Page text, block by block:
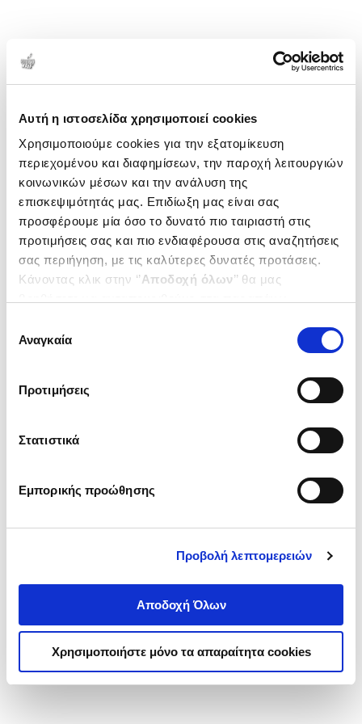
Αυτή η ιστοσελίδα χρησιμοποιεί cookies
Χρησιμοποιούμε cookies για την εξατομίκευση
περιεχομένου και διαφημίσεων, την παροχή λειτουργιών
κοινωνικών μέσων και την ανάλυση της
επισκεψιμότητάς μας. Επιδίωξη μας είναι σας
προσφέρουμε μία όσο το δυνατό πιο ταιριαστή στις
προτιμήσεις σας και πιο ενδιαφέρουσα στις αναζητήσεις
σας περιήγηση, με τις καλύτερες δυνατές προτάσεις.
Κάνοντας κλικ στην ‘’Αποδοχή όλων’’ θα μας
ενδιαφέρουν και να επιλέξετε από τα παρακάτω με την
΄΄και να ενημερωθείτε σχετικά με
συγκατάθεσης
Αναγκαία
Προτιμήσεις
Στατιστικά
Εμπορικής προώθησης
Προβολή λεπτομερειών
Αποδοχή Όλων
Χρησιμοποιήστε μόνο τα απαραίτητα cookies